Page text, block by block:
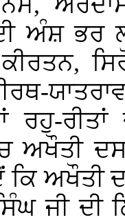
ਅੰਸ਼
ਰਹੁ-
ਅਖੌਤੀ
ਕਿ ਅਖੌਤੀ
ਜੀ ਦੀ